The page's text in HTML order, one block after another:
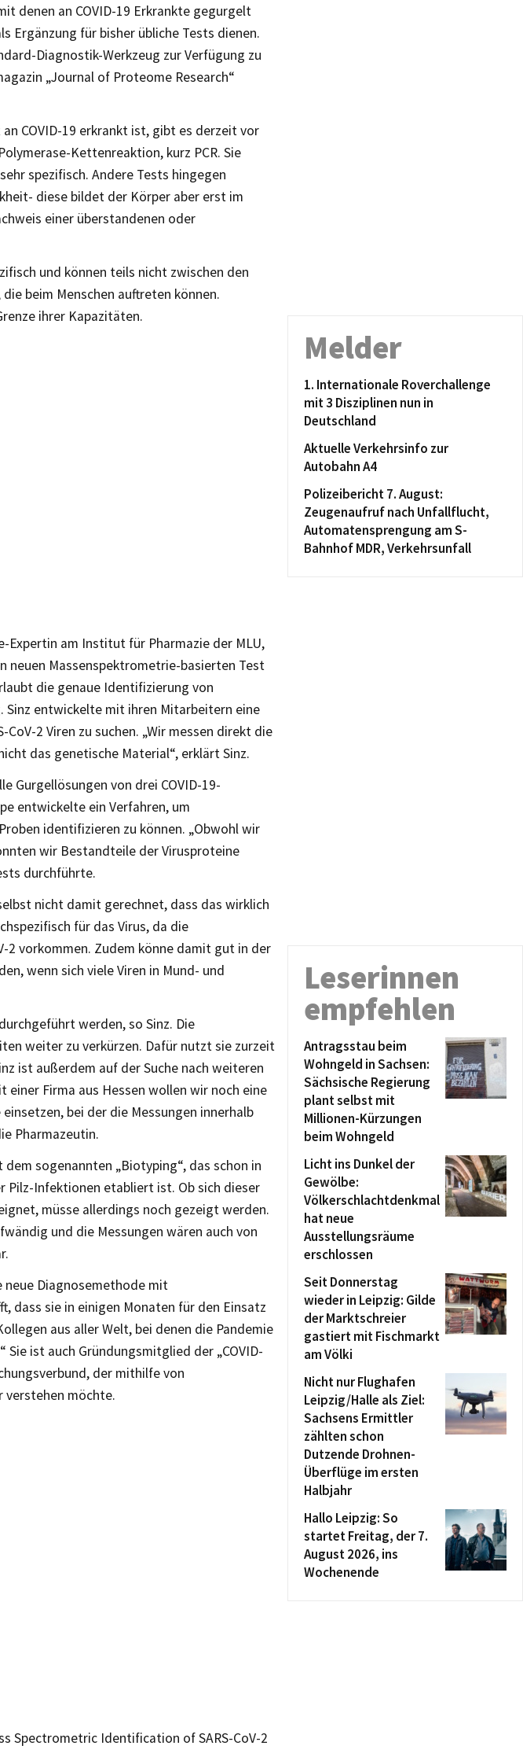
denen an COVID-19 Erkrankte gegurgelt
Ergänzung für bisher übliche Tests dienen.
Diagnostik-Werkzeug zur Verfügung zu
„Journal of Proteome Research“
COVID-19 erkrankt ist, gibt es derzeit vor
Kettenreaktion, kurz PCR. Sie
spezifisch. Andere Tests hingegen
diese bildet der Körper aber erst im
einer überstandenen oder
und können teils nicht zwischen den
beim Menschen auftreten können.
ihrer Kapazitäten.
Expertin am Institut für Pharmazie der MLU,
neuen Massenspektrometrie-basierten Test
die genaue Identifizierung von
Sinz entwickelte mit ihren Mitarbeitern eine
2 Viren zu suchen. „Wir messen direkt die
das genetische Material“, erklärt Sinz.
Gurgellösungen von drei COVID-19-
entwickelte ein Verfahren, um
identifizieren zu können. „Obwohl wir
wir Bestandteile der Virusproteine
durchführte.
nicht damit gerechnet, dass das wirklich
für das Virus, da die
2 vorkommen. Zudem könne damit gut in der
wenn sich viele Viren in Mund- und
werden, so Sinz. Die
weiter zu verkürzen. Dafür nutzt sie zurzeit
ist außerdem auf der Suche nach weiteren
Firma aus Hessen wollen wir noch eine
bei der die Messungen innerhalb
Pharmazeutin.
sogenannten „Biotyping“, das schon in
Pilz-Infektionen etabliert ist. Ob sich dieser
müsse allerdings noch gezeigt werden.
und die Messungen wären auch von
Diagnosemethode mit
dass sie in einigen Monaten für den Einsatz
aus aller Welt, bei denen die Pandemie
ist auch Gründungsmitglied der „COVID-
der mithilfe von
verstehen möchte.
Spectrometric Identification of SARS-CoV-2
Melder
1. Internationale Roverchallenge
mit 3 Disziplinen nun in
Deutschland
Aktuelle Verkehrsinfo zur
Autobahn A4
Polizeibericht 7. August:
Zeugenaufruf nach Unfallflucht,
Automatensprengung am S-
Bahnhof MDR, Verkehrsunfall
Leserinnen
empfehlen
Antragsstau beim
Wohngeld in Sachsen:
Sächsische Regierung
plant selbst mit
Millionen-Kürzungen
beim Wohngeld
Licht ins Dunkel der
Gewölbe:
Völkerschlachtdenkmal
hat neue
Ausstellungsräume
erschlossen
Seit Donnerstag
wieder in Leipzig: Gilde
der Marktschreier
gastiert mit Fischmarkt
am Völki
Nicht nur Flughafen
Leipzig/Halle als Ziel:
Sachsens Ermittler
zählten schon
Dutzende Drohnen-
Überflüge im ersten
Halbjahr
Hallo Leipzig: So
startet Freitag, der 7.
August 2026, ins
Wochenende